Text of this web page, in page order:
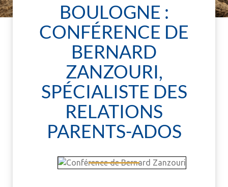
BOULOGNE :
CONFÉRENCE DE
BERNARD
ZANZOURI,
SPÉCIALISTE DES
RELATIONS
PARENTS-ADOS